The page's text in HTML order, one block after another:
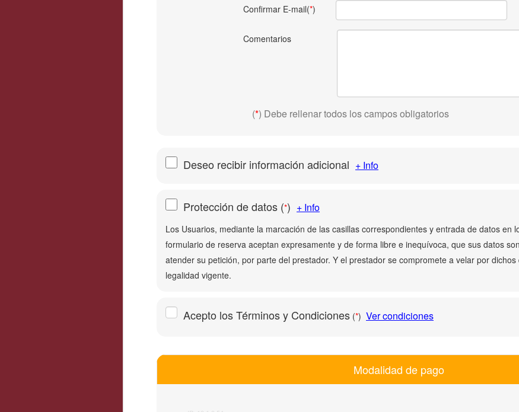
Confirmar E-mail(*)
Comentarios
(*) Debe rellenar todos los campos obligatorios
Deseo recibir información adicional + Info
Protección de datos (*) + Info
Los Usuarios, mediante la marcación de las casillas correspondientes y entrada de datos en
formulario de reserva aceptan expresamente y de forma libre e inequívoca, que sus datos
atender su petición, por parte del prestador. Y el prestador se compromete a velar por
legalidad vigente.
Acepto los Términos y Condiciones (*) Ver condiciones
Modalidad de pago